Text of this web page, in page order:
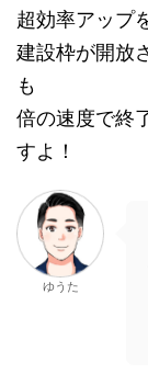
超効率アップ
建設枠が開放
も
倍の速度で終
すよ！
ゆうた